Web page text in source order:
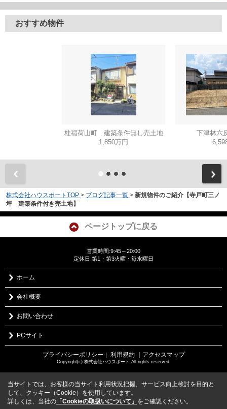
おすすめ物件
桂稲荷山町 建築条件無し売土地
1,850万円
下津林六
株式会社ハウスポートTOP > ブログ記事一覧 > 新規物件のご紹介【寺戸町三ノ
坪 建築条件付き売土地】
ページトップに戻る
営業時間:9:45～20:00
定休日:第1・第3火曜・毎水曜日
ホーム
会社概要
お問い合わせ
PCサイト
プライバシーポリシー ｜ 利用規約 ｜アクセスマップ
Copyright(c) 株式会社ハウスポート All rights reserved.
当サイトでは、お客様の当サイト利用状況把握、サービス向上検討を目的と
して、クッキー（Cookie）を使用しています。
詳しくは、当社の 「Cookieの取扱いについて」 をご確認ください。